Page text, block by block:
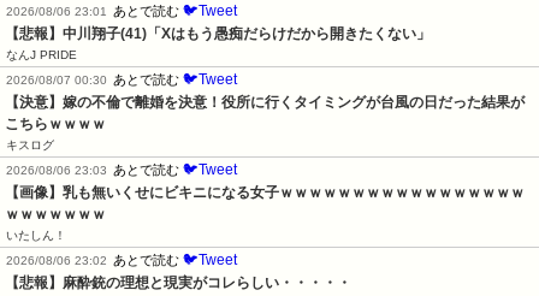
2026/08/06 23:01
あとで読む 🐦Tweet
【悲報】中川翔子(41)「Xはもう愚痴だらけだから開きたくない」
なんJ PRIDE
2026/08/07 00:30
あとで読む 🐦Tweet
【決意】嫁の不倫で離婚を決意！役所に行くタイミングが台風の日だった結果が
こちらｗｗｗｗ
キスログ
2026/08/06 23:03
あとで読む 🐦Tweet
【画像】乳も無いくせにビキニになる女子ｗｗｗｗｗｗｗｗｗｗｗｗｗｗｗｗｗ
ｗｗｗｗｗｗｗ
いたしん！
2026/08/06 23:02
あとで読む 🐦Tweet
【悲報】麻酔銃の理想と現実がコレらしい・・・・・